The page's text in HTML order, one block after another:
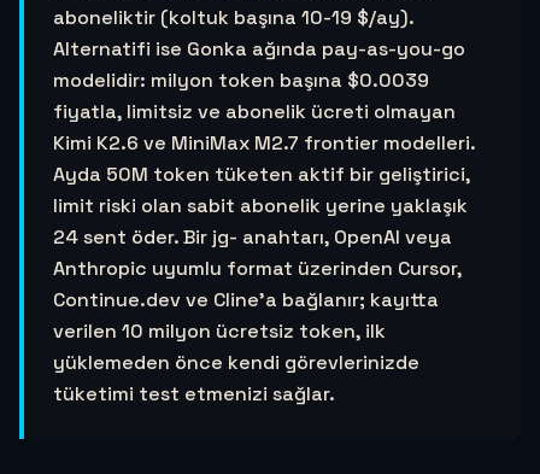
aboneliktir (koltuk başına 10-19 $/ay).
Alternatifi ise Gonka ağında pay-as-you-go
modelidir: milyon token başına $0.0039
fiyatla, limitsiz ve abonelik ücreti olmayan
Kimi K2.6 ve MiniMax M2.7 frontier modelleri.
Ayda 50M token tüketen aktif bir geliştirici,
limit riski olan sabit abonelik yerine yaklaşık
24 sent öder. Bir jg- anahtarı, OpenAI veya
Anthropic uyumlu format üzerinden Cursor,
Continue.dev ve Cline'a bağlanır; kayıtta
verilen 10 milyon ücretsiz token, ilk
yüklemeden önce kendi görevlerinizde
tüketimi test etmenizi sağlar.